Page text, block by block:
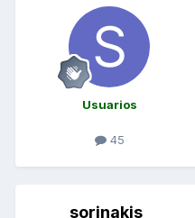
Usuarios
45
sorinakis